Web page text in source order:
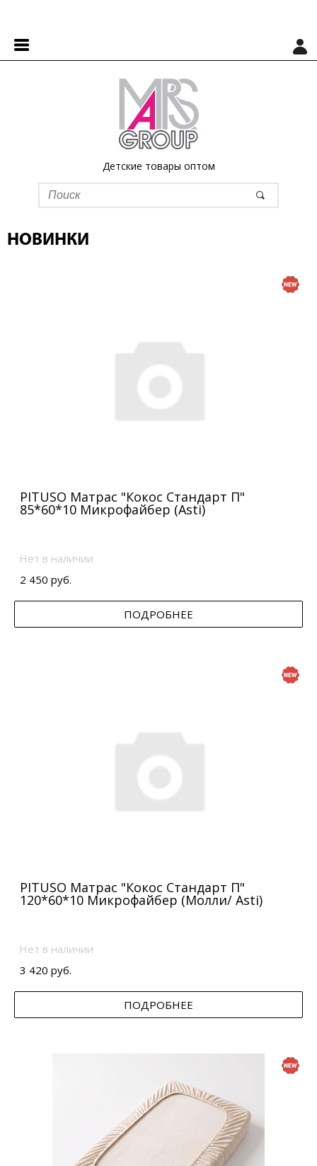
Детские товары оптом
НОВИНКИ
PITUSO Матрас "Кокос Стандарт П"
85*60*10 Микрофайбер (Asti)
Нет в наличии
2 450 руб.
ПОДРОБНЕЕ
PITUSO Матрас "Кокос Стандарт П"
120*60*10 Микрофайбер (Молли/ Asti)
Нет в наличии
3 420 руб.
ПОДРОБНЕЕ